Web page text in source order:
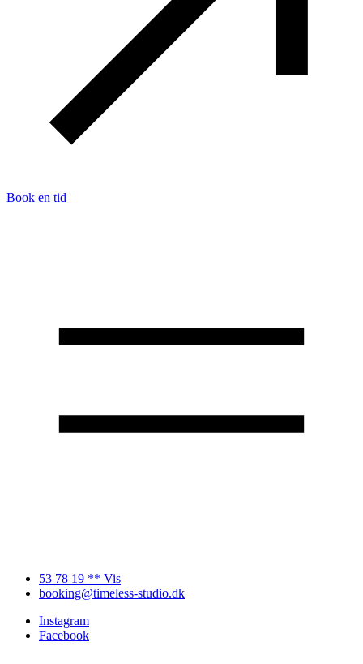
Book en tid
53 78 19 ** Vis
booking@timeless-studio.dk
Instagram
Facebook